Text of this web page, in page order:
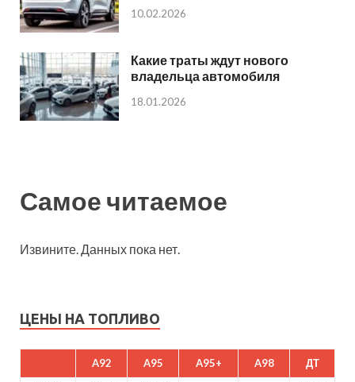
10.02.2026
Какие траты ждут нового
владельца автомобиля
18.01.2026
Самое читаемое
Извините. Данных пока нет.
ЦЕНЫ НА ТОПЛИВО
A92 A95 A95+ A98 ДТ